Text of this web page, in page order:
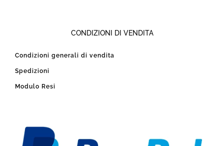
CONDIZIONI DI VENDITA
Condizioni generali di vendita
Spedizioni
Modulo Resi